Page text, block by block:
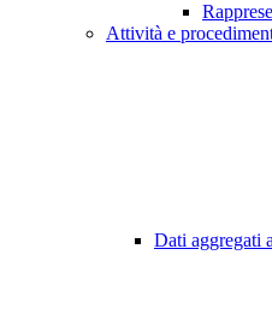
Attività e
Dati aggregati